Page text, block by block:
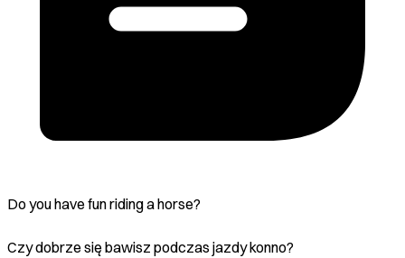
Do you have fun riding a horse?
Czy dobrze się bawisz podczas jazdy konno?